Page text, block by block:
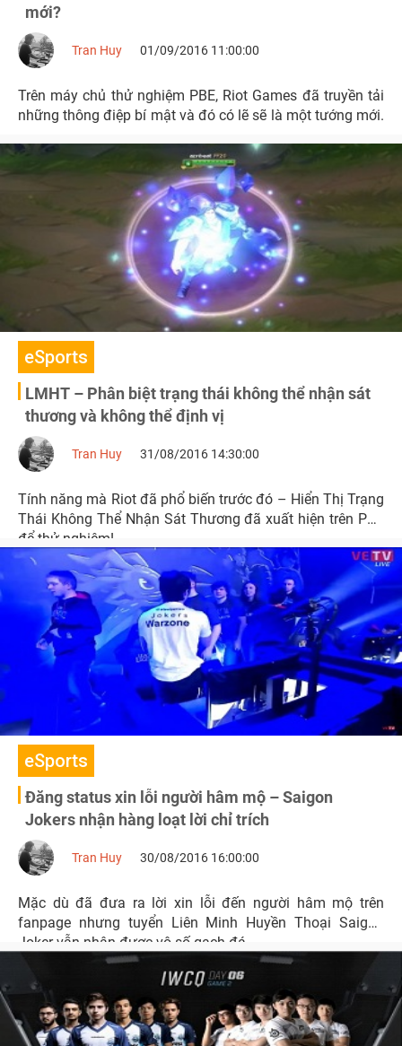
mới?
Tran Huy 01/09/2016 11:00:00
Trên máy chủ thử nghiệm PBE, Riot Games đã truyền tải
những thông điệp bí mật và đó có lẽ sẽ là một tướng mới.
eSports
LMHT – Phân biệt trạng thái không thể nhận sát
thương và không thể định vị
Tran Huy 31/08/2016 14:30:00
Tính năng mà Riot đã phổ biến trước đó – Hiển Thị Trạng
Thái Không Thể Nhận Sát Thương đã xuất hiện trên PBE
để thử nghiệm!
eSports
Đăng status xin lỗi người hâm mộ – Saigon
Jokers nhận hàng loạt lời chỉ trích
Tran Huy 30/08/2016 16:00:00
Mặc dù đã đưa ra lời xin lỗi đến người hâm mộ trên
fanpage nhưng tuyển Liên Minh Huyền Thoại Saigon
Joker vẫn nhận được vô số gạch đá.